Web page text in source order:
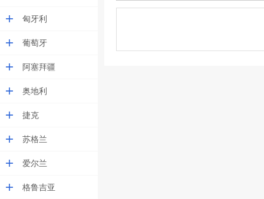
匈牙利
葡萄牙
阿塞拜疆
奥地利
捷克
苏格兰
爱尔兰
格鲁吉亚